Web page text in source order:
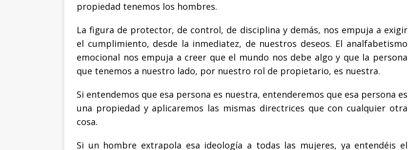
propiedad tenemos los hombres.
La figura de protector, de control, de disciplina y demás, nos empuja a exigir
el cumplimiento, desde la inmediatez, de nuestros deseos. El analfabetismo
emocional nos empuja a creer que el mundo nos debe algo y que la persona
que tenemos a nuestro lado, por nuestro rol de propietario, es nuestra.
Si entendemos que esa persona es nuestra, entenderemos que esa persona es
una propiedad y aplicaremos las mismas directrices que con cualquier otra
cosa.
Si un hombre extrapola esa ideología a todas las mujeres, ya entendéis el